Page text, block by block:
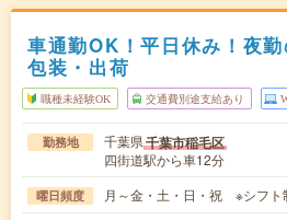
車通勤OK！平日休み！夜勤
包装・出荷
職種未経験OK 交通費別途支給あり
勤務地 千葉県千葉市稲毛区
四街道駅から車12分
曜日頻度 月～金・土・日・祝 ※シフト